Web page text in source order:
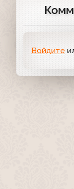
Войдите